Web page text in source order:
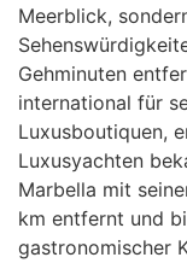
Meerblick,
Gehminuten
international für
Luxusboutiquen,
Luxusyachten
Marbella mit
km entfernt und
gastronomischer